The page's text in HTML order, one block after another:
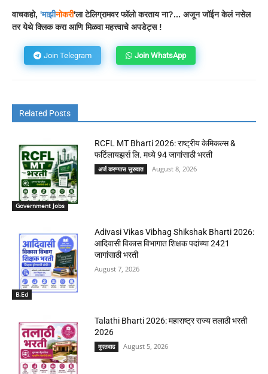
वाचकहो, 'माझीनोकरी'ला टेलिग्रामवर फॉलो करताय ना?... अजून जॉईन केलं नसेल
तर येथे क्लिक करा आणि मिळवा महत्त्वाचे अपडेट्स !
Join Telegram Join WhatsApp
Related Posts
Government Jobs
RCFL MT Bharti 2026: राष्ट्रीय केमिकल्स &
फर्टिलायझर्स लि. मध्ये 94 जागांसाठी भरती
अर्ज करण्यास सुरुवात August 8, 2026
B.Ed
Adivasi Vikas Vibhag Shikshak Bharti 2026:
आदिवासी विकास विभागात शिक्षक पदांच्या 2421
जागांसाठी भरती
August 7, 2026
Talathi Bharti 2026: महाराष्ट्र राज्य तलाठी भरती
2026
मुदतवाढ August 5, 2026